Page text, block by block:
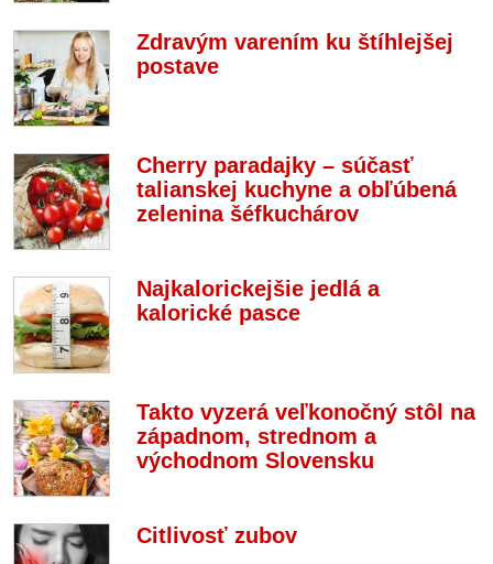
Zdravým varením ku štíhlejšej
postave
Cherry paradajky – súčasť
talianskej kuchyne a obľúbená
zelenina šéfkuchárov
Najkalorickejšie jedlá a
kalorické pasce
Takto vyzerá veľkonočný stôl na
západnom, strednom a
východnom Slovensku
Citlivosť zubov